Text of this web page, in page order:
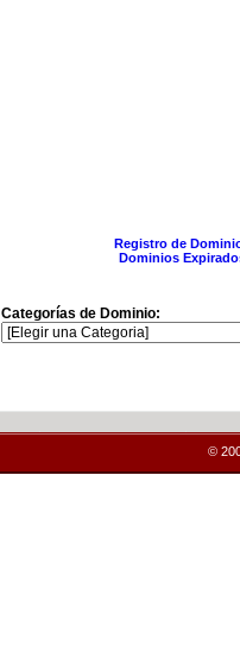
Registro de
Dominios
Categorías de Dominio:
©